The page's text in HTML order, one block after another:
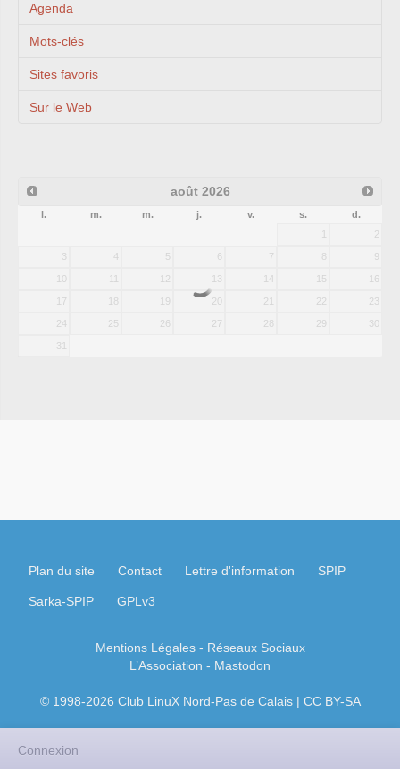
Agenda
Mots-clés
Sites favoris
Sur le Web
août 2026
l. m. m. j. v. s.
d.
1
2
3 4 5 6 7 8 9
10 11 12 13 14 15 16
17 18 19 20 21 22 23
24 25 26 27 28 29 30
31
Plan du site Contact Lettre d'information SPIP
Sarka-SPIP GPLv3
Mentions Légales- Réseaux Sociaux
L’Association - Mastodon
© 1998-2026 Club LinuX Nord-Pas de Calais | CC BY-SA
Connexion